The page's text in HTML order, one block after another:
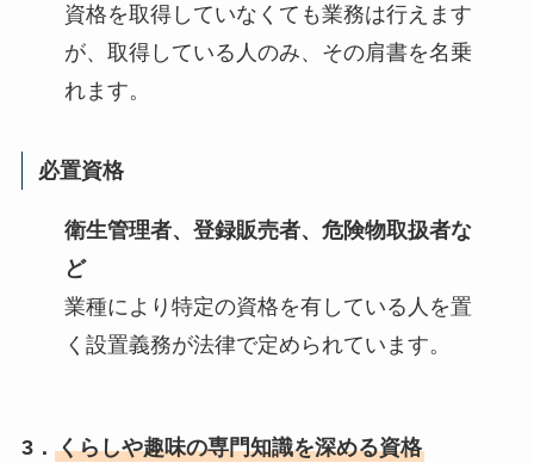
資格を取得していなくても業務は行えます
が、取得している人のみ、その肩書を名乗
れます。
必置資格
衛生管理者、登録販売者、危険物取扱者な
ど
業種により特定の資格を有している人を置
く設置義務が法律で定められています。
3． くらしや趣味の専門知識を深める資格